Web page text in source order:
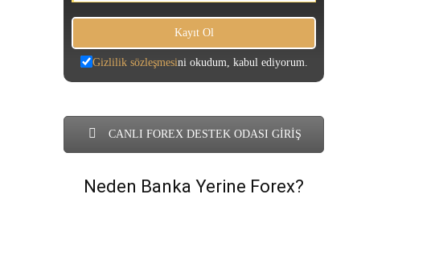
Gizlilik sözleşmesini okudum, kabul ediyorum.
CANLI FOREX DESTEK ODASI GİRİŞ
Neden Banka Yerine Forex?